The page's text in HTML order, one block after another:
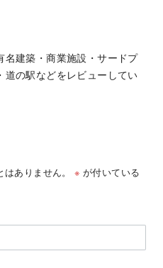
建築・商業施設・サードプ
道の駅などをレビューしてい
ありません。 ※ が付いている